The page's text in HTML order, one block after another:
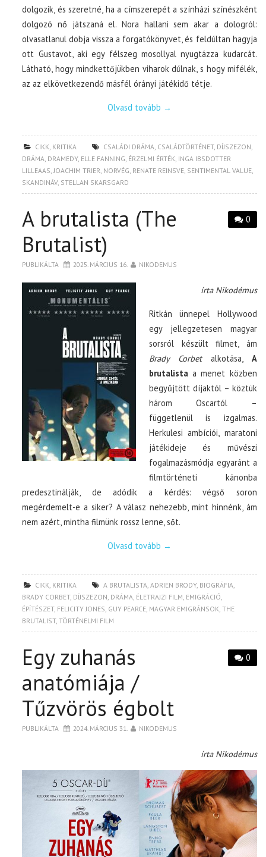
dolgozik, és szeretné, ha a címszerepét a színházi színészként
dolgozó nő játszaná el. Nora hallani sem akar a dologról:
olvasatlanul dobja vissza a forgatókönyvet, és feldúltan hagyja
ott Gustavot, aki egy félszeg mosollyal nyugtázza kudarcát.
Látható, hogy mindkettőjükben viharok dúlnak, s hogy mifélék,
az az elkövetkezendő másfél órányi játékidő tétje.
Olvasd tovább →
CIKK, KRITIKA CSALÁDI DRÁMA, CSALÁDTÖRTÉNET, DÍJSZEZON,
DRÁMA, DRAMEDY, ELLE FANNING, ÉRZELMI ÉRTÉK, INGA IBSDOTTER
LILLEAAS,JOACHIM TRIER, NORVÉG, RENATE REINSVE, SENTIMENTAL VALUE,
SKANDINÁV, STELLAN SKARSGARD
0
A brutalista (The
Brutalist)
PUBLIKÁLTA 2025. MÁRCIUS 16. NIKODEMUS
írta Nikodémus
Ritkán ünnepel Hollywood
egy jellegzetesen magyar
sorsról készült filmet, ám
Brady Corbetalkotása, A
brutalista a menet közben
begyűjtött díjaktól – köztük
három Oscartól –
függetlenül is izgalmas.
Herkulesi ambíciói, maratoni
játékideje és művészi
fogalmazásmódja egyaránt a
filmtörténeti kánonba
predesztinálják, de adódik a kérdés: végső soron
megérdemelt-e a siker? A válasz nehezebb, mint hinnénk, ám
nem azért, mintha filmünk rossz lenne, sőt.
Olvasd tovább →
CIKK, KRITIKA A BRUTALISTA,ADRIEN BRODY, BIOGRÁFIA,
BRADY CORBET, DÍJSZEZON, DRÁMA, ÉLETRAJZI FILM, EMIGRÁCIÓ,
ÉPÍTÉSZET, FELICITY JONES, GUY PEARCE, MAGYAR EMIGRÁNSOK,THE
BRUTALIST,TÖRTÉNELMI FILM
0
Egy zuhanás
anatómiája /
Tűzvörös égbolt
PUBLIKÁLTA 2024. MÁRCIUS 31. NIKODEMUS
írta Nikodémus